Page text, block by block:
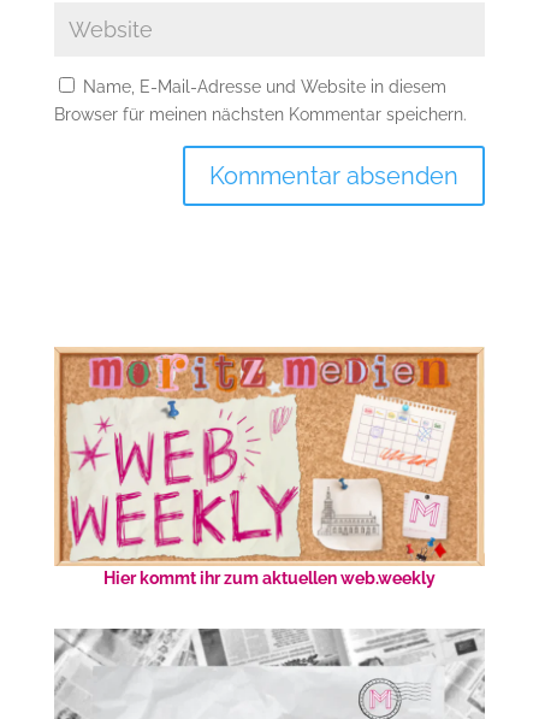
Name, E-Mail-Adresse und Website in diesem
Browser für meinen nächsten Kommentar speichern.
Hier kommt ihr zum aktuellen web.weekly